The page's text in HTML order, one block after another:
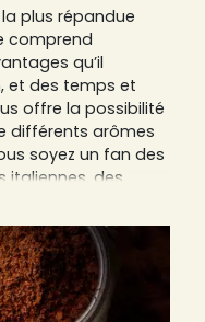
plus répandue
comprend
qu’il
et des temps et
offre la possibilité
différents arômes
soyez un fan des
italiennes, des
sous le nom de
moulu est toujours
page pourquoi le
pour savourer